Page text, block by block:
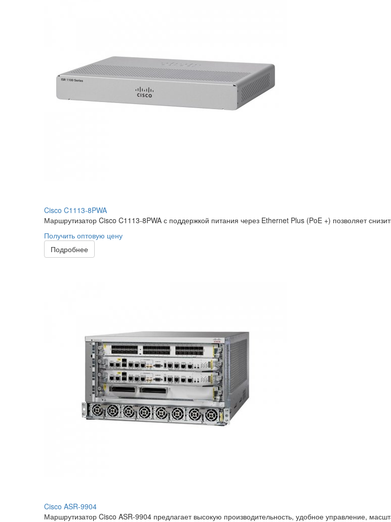
Cisco C1113-8PWA
Маршрутизатор Cisco C1113-8PWA с поддержкой питания через Ethernet Plus (PoE +) позволяет
Получить оптовую цену
Подробнее
Cisco ASR-9904
Маршрутизатор Cisco ASR-9904 предлагает высокую производительность, удобное управление,